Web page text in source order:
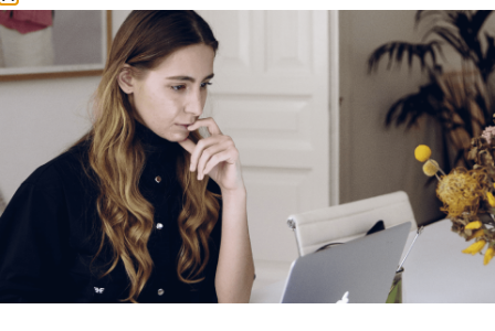
DESCARGAR REQUSITOS
Crédito Simple con Garantía
¿Es posible solicitar un préstamo sin
contar con un bien inmueble como